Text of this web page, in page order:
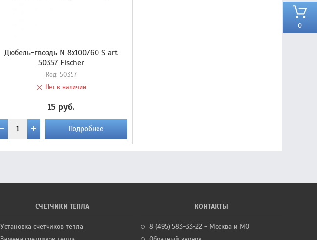
0
Дюбель-гвоздь N 8х100/60 S art
50357 Fischer
Код: 50357
Нет в наличии
15 руб.
Подробнее
СЧЕТЧИКИ ТЕПЛА
Установка счетчиков тепла
КОНТАКТЫ
8 (495) 583-33-22 - Москва и МО